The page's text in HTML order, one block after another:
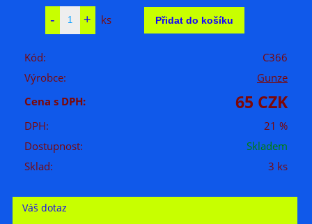
ks
Kód:
C366
Výrobce:
Gunze
Cena s DPH:
65 CZK
DPH:
21 %
Dostupnost:
Skladem
Sklad:
3 ks
Váš dotaz